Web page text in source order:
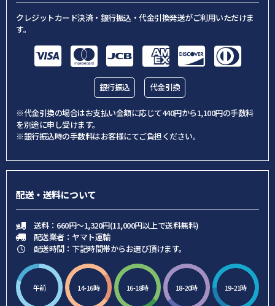
クレジットカード決済・銀行振込・代金引換発送がご利用いただけま
す。
銀行振込 代金引換
※代金引換の場合はお支払い金額に応じて440円から1,100円の手数料
を別途に申し受けます。
※銀行振込時の手数料はお客様にてご負担ください。
配送・送料について
送料：660円～1,320円(11,000円以上で送料無料)
配送業者：ヤマト運輸
配送時間：下記時間帯からお選び頂けます。
午前 14-16時 16-18時 18-20時 19-21時